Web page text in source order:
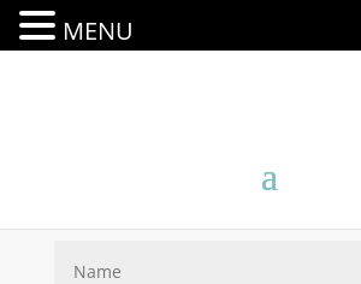
KONTAKT
MENU